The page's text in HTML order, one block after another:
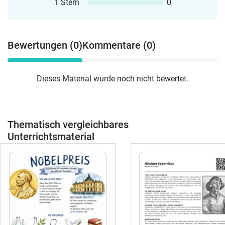
Experimentieren⚡ Elektrizität &
StromkreiseSpannung, Stromstärke &
Reihen- &
WärmeübertragungAggregatzustände &
Teilchenmodell verständlich erklärt🧲
MagnetismusKomplette
Unterrichtseinheit mit Experimenten &
Aufgaben🔦 Optik & LichtSpiegel und
Linsen — komplette
EinheitLichtphänomene: Regenbogen,
Brechung, Reflexion🌍 Astronomie &
WeltallUnser Sonnensystem, Planeten,
Mond- und
1 Stern
0
Bewertungen (0)Kommentare (0)
Dieses Material wurde noch nicht bewertet.
Thematisch vergleichbares
Unterrichtsmaterial